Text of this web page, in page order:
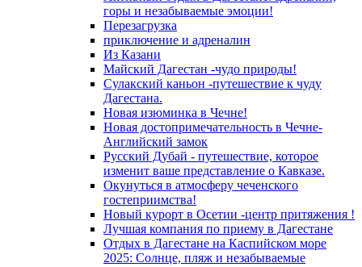
горы и незабываемые эмоции!
Перезагрузка
приключение и адреналин
Из Казани
Майский Дагестан -чудо природы!
Сулакский каньон -путешествие к чуду
Дагестана.
Новая изюминка в Чечне!
Новая достопримечательность в Чечне-
Английский замок
Русский Дубай - путешествие, которое
изменит ваше представление о Кавказе.
Окунуться в атмосферу чеченского
гостеприимства!
Новый курорт в Осетии -центр притяжения !
Лучшая компания по приему в Дагестане
Отдых в Дагестане на Каспийском море
2025: Солнце, пляж и незабываемые